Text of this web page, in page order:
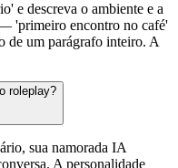
e descreva o ambiente e a
'primeiro encontro no café'
de um parágrafo inteiro. A
roleplay?
sua namorada IA
A personalidade